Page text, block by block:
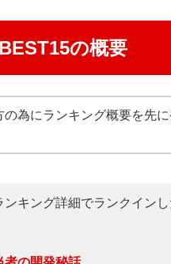
の概要
為にランキング概要を先
キング詳細でランクインし